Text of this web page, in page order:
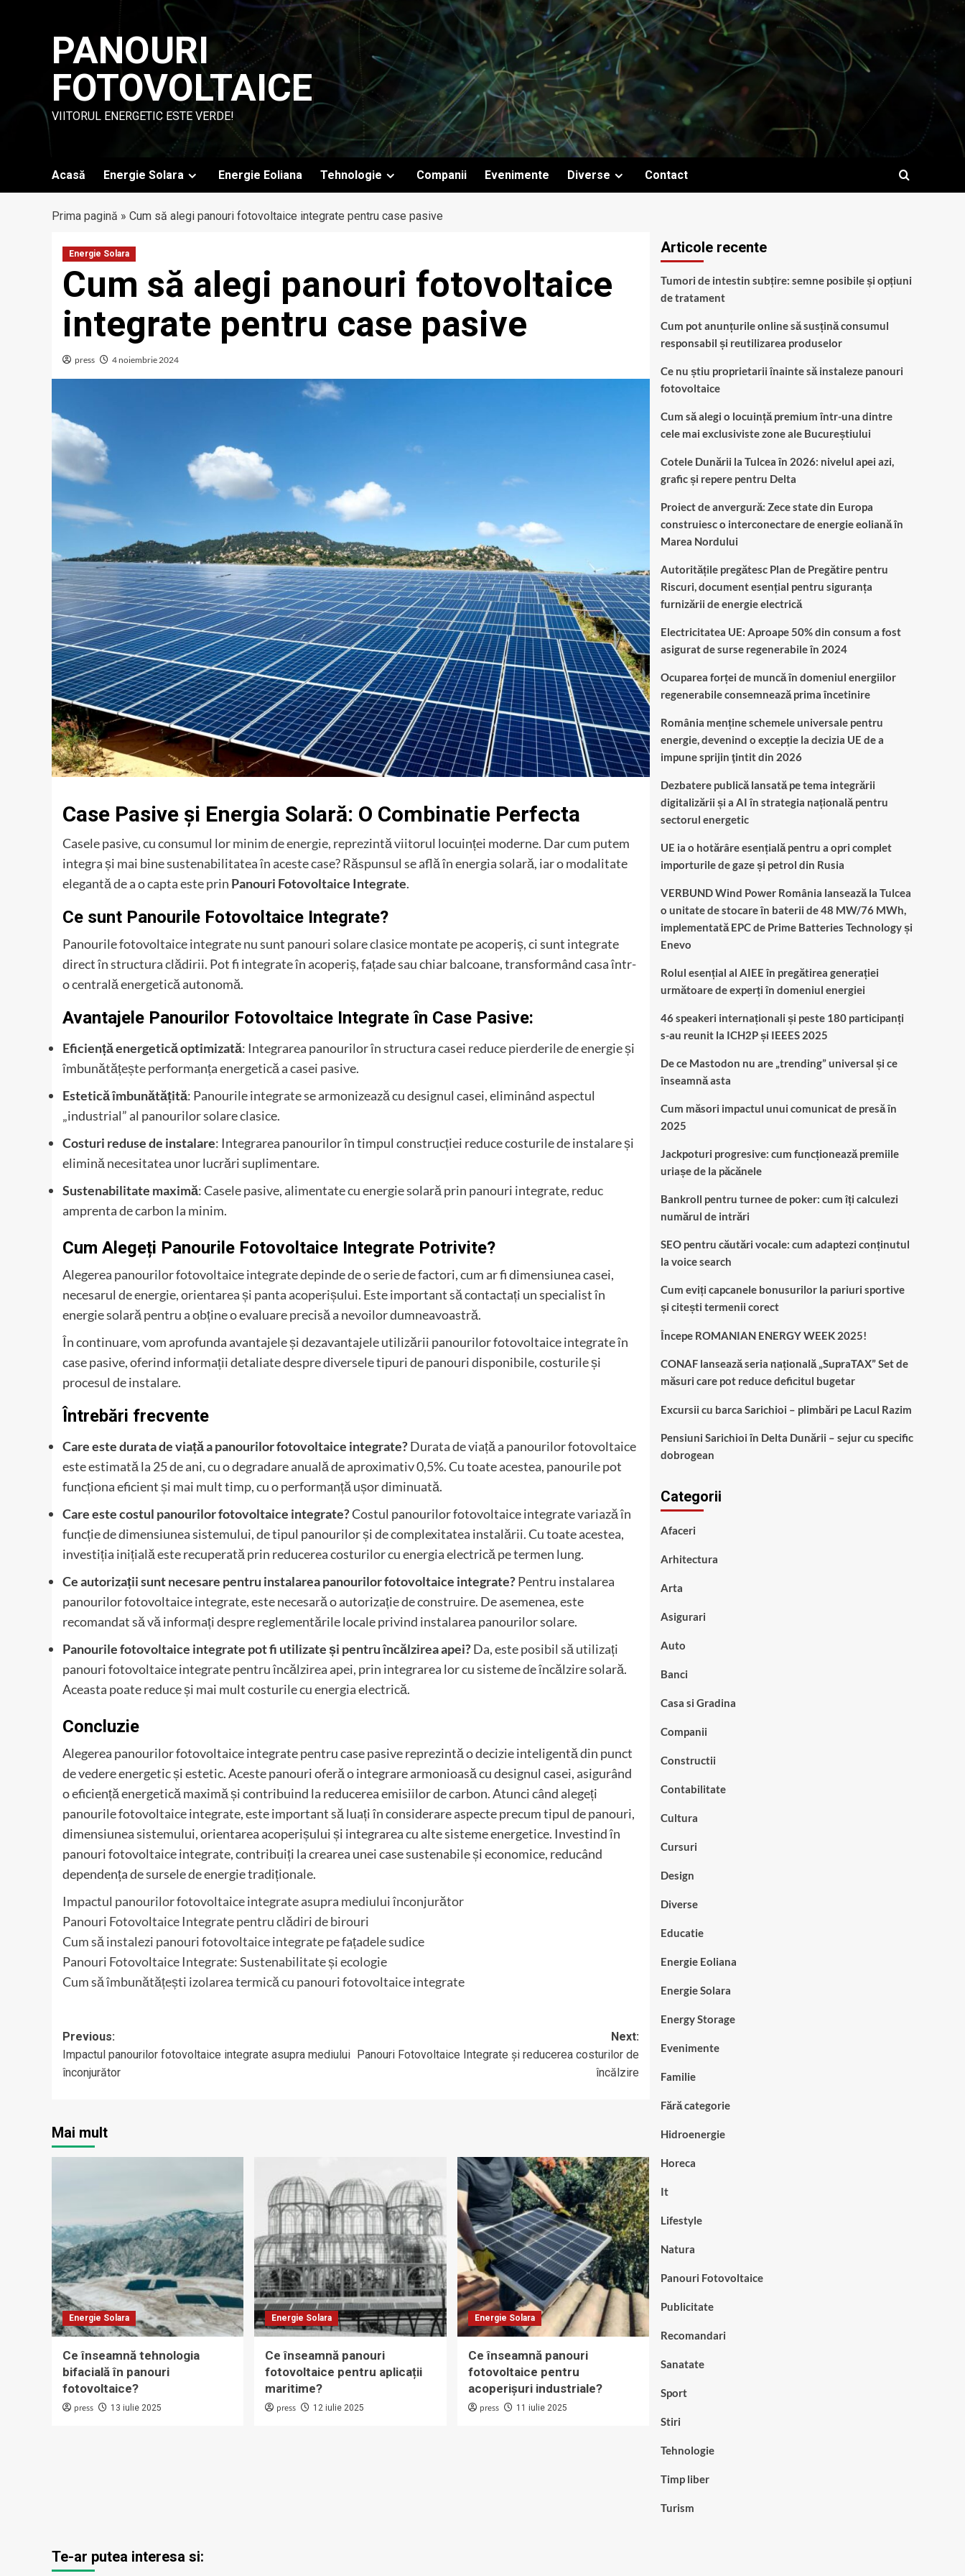
PANOURI
FOTOVOLTAICE
VIITORUL ENERGETIC ESTE VERDE!
Acasă Energie Solara Energie Eoliana Tehnologie Companii Evenimente Diverse Contact
Prima pagină » Cum să alegi panouri fotovoltaice integrate pentru case pasive
Energie Solara
Cum să alegi panouri fotovoltaice
integrate pentru case pasive
press 4 noiembrie 2024
Case Pasive și Energia Solară: O Combinatie Perfecta
Casele pasive, cu consumul lor minim de energie, reprezintă viitorul locuinței moderne. Dar cum putem
integra și mai bine sustenabilitatea în aceste case? Răspunsul se află în energia solară, iar o modalitate
elegantă de a o capta este prin Panouri Fotovoltaice Integrate.
Ce sunt Panourile Fotovoltaice Integrate?
Panourile fotovoltaice integrate nu sunt panouri solare clasice montate pe acoperiș, ci sunt integrate
direct în structura clădirii. Pot fi integrate în acoperiș, fațade sau chiar balcoane, transformând casa într-
o centrală energetică autonomă.
Avantajele Panourilor Fotovoltaice Integrate în Case Pasive:
Eficiență energetică optimizată: Integrarea panourilor în structura casei reduce pierderile de energie și
îmbunătățește performanța energetică a casei pasive.
Estetică îmbunătățită: Panourile integrate se armonizează cu designul casei, eliminând aspectul
„industrial” al panourilor solare clasice.
Costuri reduse de instalare: Integrarea panourilor în timpul construcției reduce costurile de instalare și
elimină necesitatea unor lucrări suplimentare.
Sustenabilitate maximă: Casele pasive, alimentate cu energie solară prin panouri integrate, reduc
amprenta de carbon la minim.
Cum Alegeți Panourile Fotovoltaice Integrate Potrivite?
Alegerea panourilor fotovoltaice integrate depinde de o serie de factori, cum ar fi dimensiunea casei,
necesarul de energie, orientarea și panta acoperișului. Este important să contactați un specialist în
energie solară pentru a obține o evaluare precisă a nevoilor dumneavoastră.
În continuare, vom aprofunda avantajele și dezavantajele utilizării panourilor fotovoltaice integrate în
case pasive, oferind informații detaliate despre diversele tipuri de panouri disponibile, costurile și
procesul de instalare.
Întrebări frecvente
Care este durata de viață a panourilor fotovoltaice integrate?Durata de viață a panourilor fotovoltaice
este estimată la 25 de ani, cu o degradare anuală de aproximativ 0,5%. Cu toate acestea, panourile pot
funcționa eficient și mai mult timp, cu o performanță ușor diminuată.
Care este costul panourilor fotovoltaice integrate?Costul panourilor fotovoltaice integrate variază în
funcție de dimensiunea sistemului, de tipul panourilor și de complexitatea instalării. Cu toate acestea,
investiția inițială este recuperată prin reducerea costurilor cu energia electrică pe termen lung.
Ce autorizații sunt necesare pentru instalarea panourilor fotovoltaice integrate?Pentru instalarea
panourilor fotovoltaice integrate, este necesară o autorizație de construire. De asemenea, este
recomandat să vă informați despre reglementările locale privind instalarea panourilor solare.
Panourile fotovoltaice integrate pot fi utilizate și pentru încălzirea apei?Da, este posibil să utilizați
panouri fotovoltaice integrate pentru încălzirea apei, prin integrarea lor cu sisteme de încălzire solară.
Aceasta poate reduce și mai mult costurile cu energia electrică.
Concluzie
Alegerea panourilor fotovoltaice integrate pentru case pasive reprezintă o decizie inteligentă din punct
de vedere energetic și estetic. Aceste panouri oferă o integrare armonioasă cu designul casei, asigurând
o eficiență energetică maximă și contribuind la reducerea emisiilor de carbon. Atunci când alegeți
panourile fotovoltaice integrate, este important să luați în considerare aspecte precum tipul de panouri,
dimensiunea sistemului, orientarea acoperișului și integrarea cu alte sisteme energetice. Investind în
panouri fotovoltaice integrate, contribuiți la crearea unei case sustenabile și economice, reducând
dependența de sursele de energie tradiționale.
Impactul panourilor fotovoltaice integrate asupra mediului înconjurător
Panouri Fotovoltaice Integrate pentru clădiri de birouri
Cum să instalezi panouri fotovoltaice integrate pe fațadele sudice
Panouri Fotovoltaice Integrate: Sustenabilitate și ecologie
Cum să îmbunătățești izolarea termică cu panouri fotovoltaice integrate
Post
navigation
Previous:
Impactul panourilor fotovoltaice integrate asupra mediului
înconjurător
Next:
Panouri Fotovoltaice Integrate și reducerea costurilor de
încălzire
Mai mult
Energie Solara
Ce înseamnă tehnologia
bifacială în panouri
fotovoltaice?
press 13 iulie 2025
Energie Solara
Ce înseamnă panouri
fotovoltaice pentru aplicații
maritime?
press 12 iulie 2025
Energie Solara
Ce înseamnă panouri
fotovoltaice pentru
acoperișuri industriale?
press 11 iulie 2025
Articole recente
Tumori de intestin subțire: semne posibile și opțiuni
de tratament
Cum pot anunțurile online să susțină consumul
responsabil și reutilizarea produselor
Ce nu știu proprietarii înainte să instaleze panouri
fotovoltaice
Cum să alegi o locuință premium într-una dintre
cele mai exclusiviste zone ale Bucureștiului
Cotele Dunării la Tulcea în 2026: nivelul apei azi,
grafic și repere pentru Delta
Proiect de anvergură: Zece state din Europa
construiesc o interconectare de energie eoliană în
Marea Nordului
Autoritățile pregătesc Plan de Pregătire pentru
Riscuri, document esențial pentru siguranța
furnizării de energie electrică
Electricitatea UE: Aproape 50% din consum a fost
asigurat de surse regenerabile în 2024
Ocuparea forței de muncă în domeniul energiilor
regenerabile consemnează prima încetinire
România menține schemele universale pentru
energie, devenind o excepție la decizia UE de a
impune sprijin ţintit din 2026
Dezbatere publică lansată pe tema integrării
digitalizării și a AI în strategia națională pentru
sectorul energetic
UE ia o hotărâre esențială pentru a opri complet
importurile de gaze și petrol din Rusia
VERBUND Wind Power România lansează la Tulcea
o unitate de stocare în baterii de 48 MW/76 MWh,
implementată EPC de Prime Batteries Technology și
Enevo
Rolul esențial al AIEE în pregătirea generației
următoare de experți în domeniul energiei
46 speakeri internaționali și peste 180 participanți
s-au reunit la ICH2P și IEEES 2025
De ce Mastodon nu are „trending” universal și ce
înseamnă asta
Cum măsori impactul unui comunicat de presă în
2025
Jackpoturi progresive: cum funcționează premiile
uriașe de la păcănele
Bankroll pentru turnee de poker: cum îți calculezi
numărul de intrări
SEO pentru căutări vocale: cum adaptezi conținutul
la voice search
Cum eviți capcanele bonusurilor la pariuri sportive
și citești termenii corect
Începe ROMANIAN ENERGY WEEK 2025!
CONAF lansează seria națională „SupraTAX” Set de
măsuri care pot reduce deficitul bugetar
Excursii cu barca Sarichioi – plimbări pe Lacul Razim
Pensiuni Sarichioi în Delta Dunării – sejur cu specific
dobrogean
Categorii
Afaceri
Arhitectura
Arta
Asigurari
Auto
Banci
Casa si Gradina
Companii
Constructii
Contabilitate
Cultura
Cursuri
Design
Diverse
Educatie
Energie Eoliana
Energie Solara
Energy Storage
Evenimente
Familie
Fără categorie
Hidroenergie
Horeca
It
Lifestyle
Natura
Panouri Fotovoltaice
Publicitate
Recomandari
Sanatate
Sport
Stiri
Tehnologie
Timp liber
Turism
Te-ar putea interesa si: